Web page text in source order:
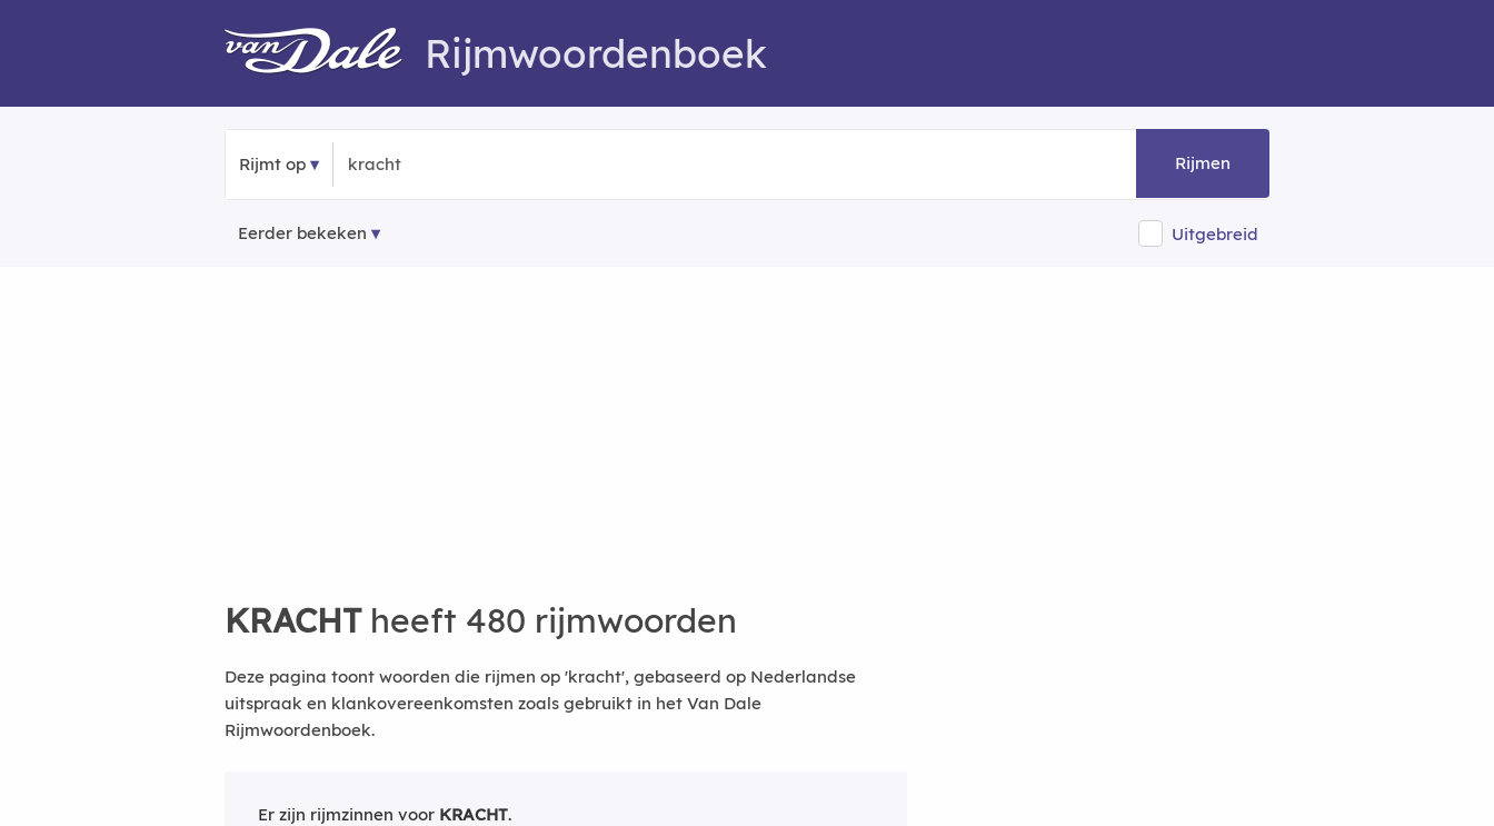
Rijmwoordenboek
Rijmt op Rijmen
Eerder bekeken Uitgebreid
KRACHTheeft 480 rijmwoorden
Deze pagina toont woorden die rijmen op 'kracht', gebaseerd op Nederlandse
uitspraak en klankovereenkomsten zoals gebruikt in het Van Dale
Rijmwoordenboek.
Er zijn rijmzinnen voor KRACHT.